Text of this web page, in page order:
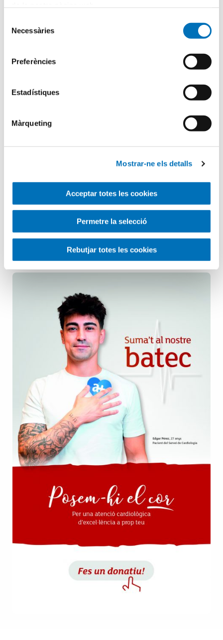
Necessàries
Preferències
Estadístiques
Màrqueting
Mostrar-ne els detalls
Acceptar totes les cookies
Permetre la selecció
Rebutjar totes les cookies
Categories
Aula Hospitalària
Testimonis
Pediatria
Salut Mental